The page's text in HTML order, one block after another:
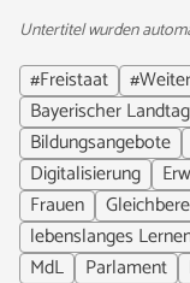
Untertitel wurden
#Freistaat
Bayerischer Landtag
Bildungsangebote
Digitalisierung
Frauen
lebenslanges
MdL
Parlament